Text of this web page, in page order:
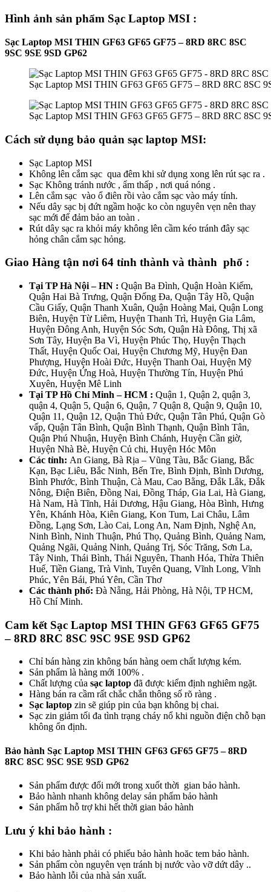
Hình ảnh sản phẩm Sạc Laptop MSI :
Sạc Laptop MSI THIN GF63 GF65 GF75 – 8RD 8RC 8SC
9SC 9SE 9SD GP62
Sạc Laptop MSI THIN GF63 GF65 GF75 – 8RD 8RC 8SC
Sạc Laptop MSI THIN GF63 GF65 GF75 – 8RD 8RC 8SC
Cách sử dụng bảo quản sạc laptop MSI:
Sạc Laptop MSI
Không lên cắm sạc qua đêm khi sử dụng xong lên rút sạc ra .
Sạc Không tránh nước , ẩm thấp , nơi quá nóng .
Lên cắm sạc vào ổ điên rồi vào cắm sạc vào máy tính.
Nếu dây sạc bị đứt ngầm hoặc ko còn nguyên vẹn nên thay
sạc mới để đảm bảo an toàn .
Rút dây sạc ra khỏi máy không lên cầm kéo tránh đây sạc
hỏng chân cắm sạc hỏng.
Giao Hàng tận nơi 64 tỉnh thành và thành phố :
Tại TP Hà Nội – HN : Quận Ba Đình, Quận Hoàn Kiếm,
Quận Hai Bà Trưng, Quận Đống Đa, Quận Tây Hồ, Quận
Cầu Giấy, Quận Thanh Xuân, Quận Hoàng Mai, Quận Long
Biên, Huyện Từ Liêm, Huyện Thanh Trì, Huyện Gia Lâm,
Huyện Đông Anh, Huyện Sóc Sơn, Quận Hà Đông, Thị xã
Sơn Tây, Huyện Ba Vì, Huyện Phúc Thọ, Huyện Thạch
Thất, Huyện Quốc Oai, Huyện Chương Mỹ, Huyện Đan
Phượng, Huyện Hoài Đức, Huyện Thanh Oai, Huyện Mỹ
Đức, Huyện Ứng Hoà, Huyện Thường Tín, Huyện Phú
Xuyên, Huyện Mê Linh
Tại TP Hồ Chí Minh – HCM : Quận 1, Quận 2, quận 3,
quận 4, Quận 5, Quận 6, Quận, 7 Quận 8, Quận 9, Quận 10,
Quận 11, Quận 12, Quận Thủ Đức, Quận Tân Phú, Quận Gò
vấp, Quận Tân Bình, Quận Bình Thạnh, Quận Bình Tân,
Quận Phú Nhuận, Huyện Bình Chánh, Huyện Cần giờ,
Huyện Nhà Bè, Huyện Củ chi, Huyện Hóc Môn
Các tỉnh: An Giang, Bà Rịa – Vũng Tàu, Bắc Giang, Bắc
Kạn, Bạc Liêu, Bắc Ninh, Bến Tre, Bình Định, Bình Dương,
Bình Phước, Bình Thuận, Cà Mau, Cao Bằng, Đắk Lắk, Đắk
Nông, Điện Biên, Đồng Nai, Đồng Tháp, Gia Lai, Hà Giang,
Hà Nam, Hà Tĩnh, Hải Dương, Hậu Giang, Hòa Bình, Hưng
Yên, Khánh Hòa, Kiên Giang, Kon Tum, Lai Châu, Lâm
Đồng, Lạng Sơn, Lào Cai, Long An, Nam Định, Nghệ An,
Ninh Bình, Ninh Thuận, Phú Thọ, Quảng Bình, Quảng Nam,
Quảng Ngãi, Quảng Ninh, Quảng Trị, Sóc Trăng, Sơn La,
Tây Ninh, Thái Bình, Thái Nguyên, Thanh Hóa, Thừa Thiên
Huế, Tiền Giang, Trà Vinh, Tuyên Quang, Vĩnh Long, Vĩnh
Phúc, Yên Bái, Phú Yên, Cần Thơ
Các thành phố: Đà Nẵng, Hải Phòng, Hà Nội, TP HCM,
Hồ Chí Minh.
Cam kết Sạc Laptop MSI THIN GF63 GF65 GF75
– 8RD 8RC 8SC 9SC 9SE 9SD GP62
Chỉ bán hàng zin không bán hàng oem chất lượng kém.
Sản phẩm là hàng mới 100% .
Chất lượng của sạc laptop đã được kiểm định nghiêm ngặt.
Hàng bán ra cầm rất chắc chắn thông số rõ ràng .
Sạc laptop zin sẽ giúp pin của bạn không bị chai.
Sạc zin giảm tối đa tình trạng cháy nổ khi nguồn điện chỗ bạn
không ổn định.
Bảo hành Sạc Laptop MSI THIN GF63 GF65 GF75 – 8RD
8RC 8SC 9SC 9SE 9SD GP62
Sản phẩm được đổi mới trong xuốt thời gian bảo hành.
Bảo hành nhanh không delay sản phẩm bảo hành
Sản phẩm hỗ trợ khi hết thời gian bảo hành
Lưu ý khi bảo hành :
Khi bảo hành phải có phiếu bảo hành hoăc tem bảo hành.
Sản phẩm còn nguyên vẹn tránh bị nước vào vỡ dứt dây ..
Bảo hành lỗi của nhà sản xuất.